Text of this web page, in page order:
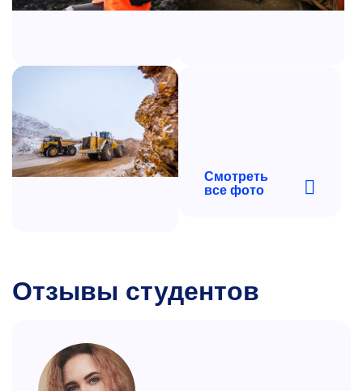
Смотреть
все фото
Отзывы студентов